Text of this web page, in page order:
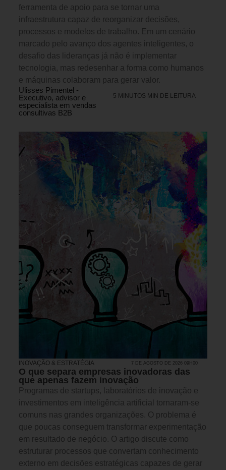
ferramenta de apoio para se tornar uma
infraestrutura capaz de reorganizar decisões,
processos e modelos de trabalho. Em um cenário
marcado pelo avanço dos agentes inteligentes, o
desafio das lideranças já não é implementar
tecnologia, mas redesenhar a forma como humanos
e máquinas colaboram para gerar valor.
Ulisses Pimentel -
Executivo, advisor e
especialista em vendas
consultivas B2B
5 MINUTOS MIN DE LEITURA
INOVAÇÃO & ESTRATÉGIA 7 DE AGOSTO DE 2026 09H00
O que separa empresas inovadoras das
que apenas fazem inovação
Programas de startups, laboratórios de inovação e
investimentos em inteligência artificial tornaram-se
comuns nas grandes organizações. O problema é
que poucas conseguem transformar experimentação
em resultado de negócio. O artigo discute como
estruturar processos que convertam conhecimento
externo em decisões estratégicas capazes de gerar